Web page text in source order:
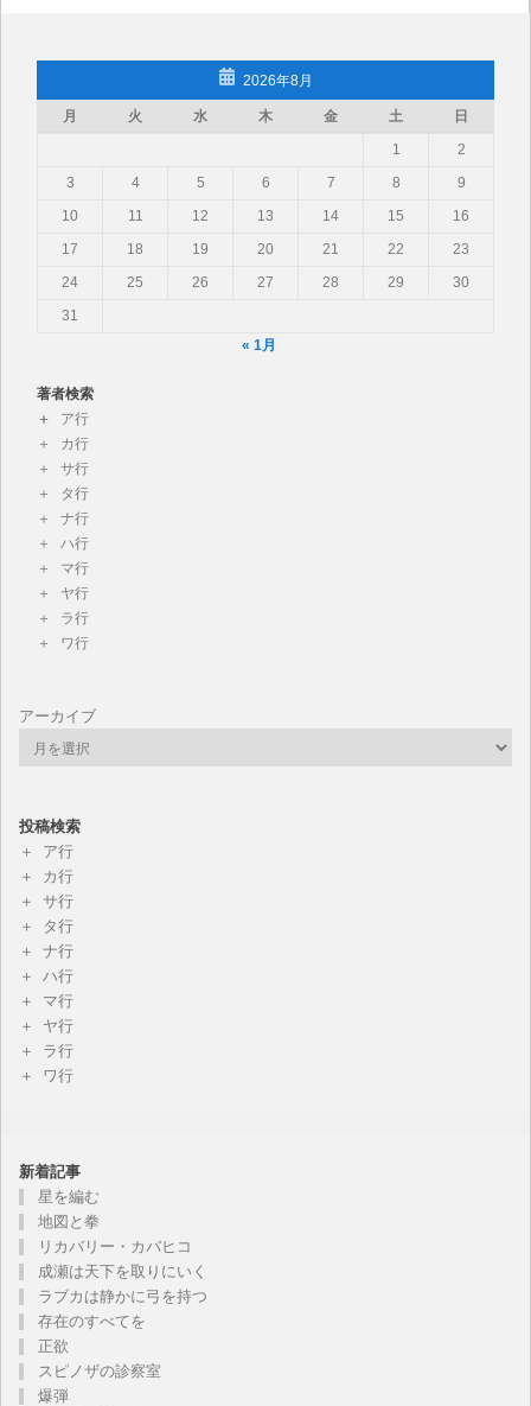
2026年8月
月 火 水 木 金 土
日
1
2
3
4 5 6 7 8
9
10
11 12 13 14 15
16
17
18 19 20 21 22
23
24
25 26 27 28 29
30
31
« 1月
著者検索
ア行
カ行
サ行
タ行
ナ行
ハ行
マ行
ヤ行
ラ行
ワ行
アーカイブ
投稿検索
ア行
カ行
サ行
タ行
ナ行
ハ行
マ行
ヤ行
ラ行
ワ行
新着記事
星を編む
地図と拳
リカバリー・カバヒコ
成瀬は天下を取りにいく
ラブカは静かに弓を持つ
存在のすべてを
正欲
スピノザの診察室
爆弾